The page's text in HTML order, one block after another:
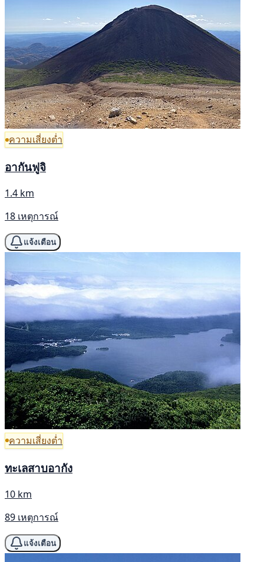
ความเสี่ยงต่ำ
อากันฟูจิ
1.4 km
18 เหตุการณ์
แจ้งเตือน
ความเสี่ยงต่ำ
ทะเลสาบอากัง
10 km
89 เหตุการณ์
แจ้งเตือน